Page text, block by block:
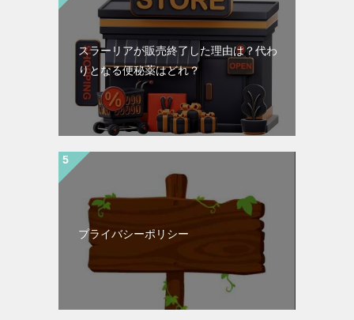
スラーリアが販売終了した理由は？代わ
りとなる便秘薬はどれ？
プライバシーポリシー